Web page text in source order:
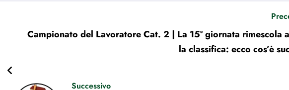
Campionato del Lavoratore Cat. 2 | La 15° giornata rimescola
la classifica: ecco cos’è
Successivo